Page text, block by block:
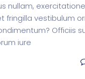
nullam,
fringilla vestibulum
Officiis
iure